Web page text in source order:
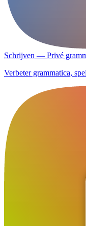
Schrijven — Privé
Verbeter grammatica,